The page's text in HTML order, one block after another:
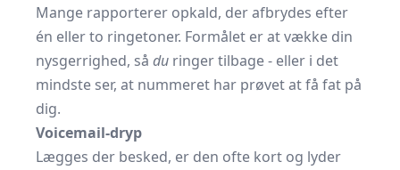
Mange rapporterer opkald, der afbrydes efter
én eller to ringetoner. Formålet er at vække din
nysgerrighed, så du ringer tilbage - eller i det
mindste ser, at nummeret har prøvet at få fat på
dig.
Voicemail-dryp
Lægges der besked, er den ofte kort og lyder